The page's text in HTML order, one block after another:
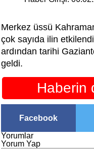
Merkez üssü
çok sayıda ilin
ardından tarihi
geldi.
Haberin
Facebook
Yorumlar
Yorum Yap